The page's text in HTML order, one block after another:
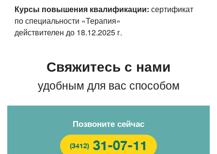
Курсы повышения квалификации: сертификат
по специальности «Терапия»
действителен до 18.12.2025 г.
Свяжитесь с нами
удобным для вас способом
Позвоните сейчас
(3412) 31-07-11